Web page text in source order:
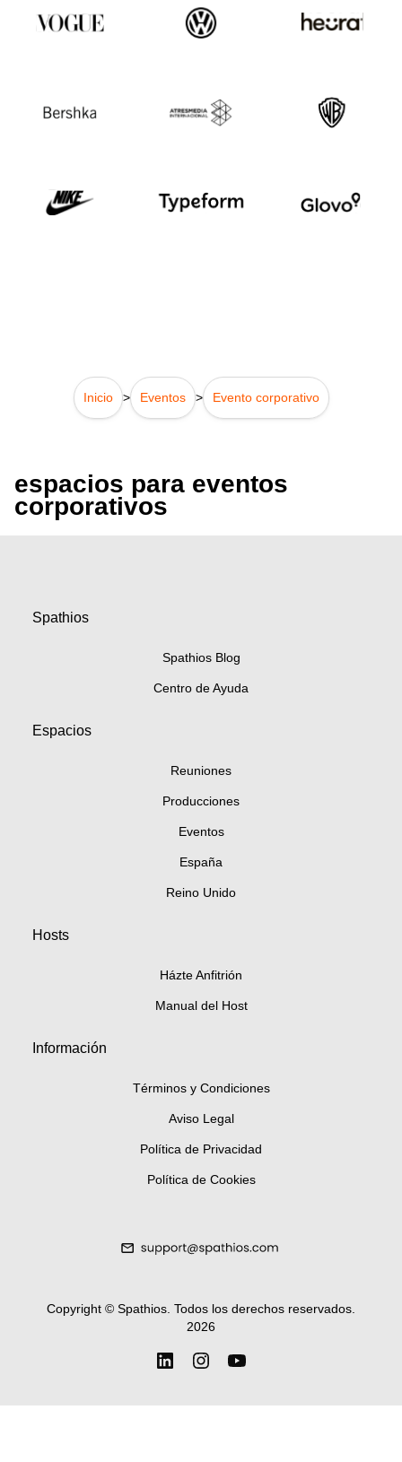
Inicio > Eventos > Evento corporativo
espacios para eventos
corporativos
Spathios
Spathios Blog
Centro de Ayuda
Espacios
Reuniones
Producciones
Eventos
España
Reino Unido
Hosts
Házte Anfitrión
Manual del Host
Información
Términos y Condiciones
Aviso Legal
Política de Privacidad
Política de Cookies
Copyright © Spathios. Todos los derechos reservados
2026